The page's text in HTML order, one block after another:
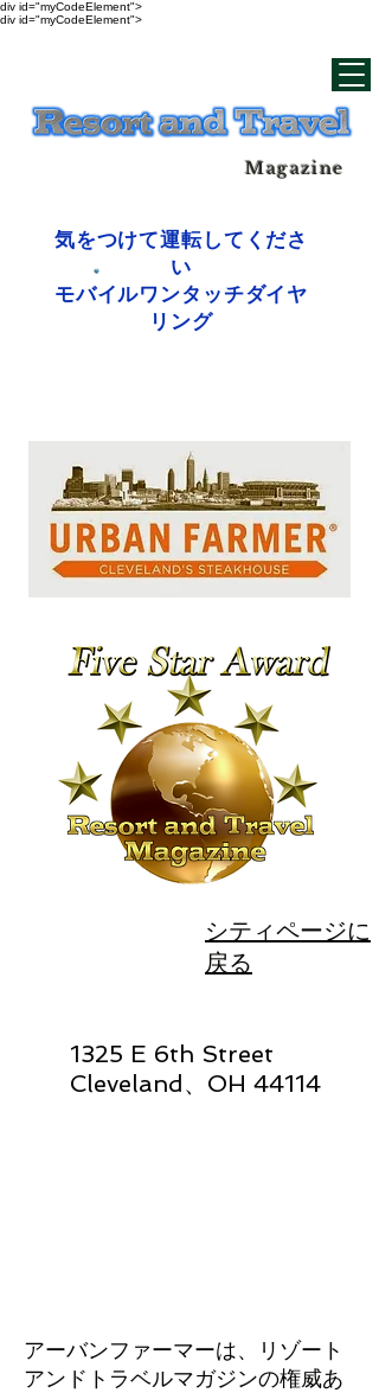
div id="myCodeElement">
div id="myCodeElement">
Magazine
気をつけて運転してくださ
い
モバイルワンタッチダイヤ
リング
シティページに
戻る
1325 E 6th Street
Cleveland、OH 44114
アーバンファーマーは、リゾート
アンドトラベルマガジンの権威あ